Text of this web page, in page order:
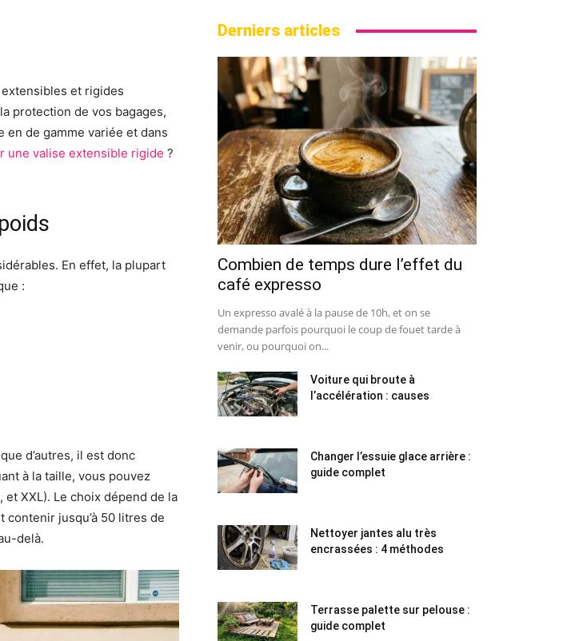
et rigides
protection de vos bagages,
de gamme variée et dans
une valise extensible rigide ?
En effet, la plupart
:
d’autres, il est donc
à la taille, vous pouvez
et XXL). Le choix dépend de la
jusqu’à 50 litres de
delà.
Derniers articles
Combien de temps dure l’effet du
café expresso
Un expresso avalé à la pause de 10h, et on se
demande parfois pourquoi le coup de fouet tarde à
venir, ou pourquoi on...
Voiture qui broute à
l’accélération : causes
Changer l’essuie glace arrière :
guide complet
Nettoyer jantes alu très
encrassées : 4 méthodes
Terrasse palette sur pelouse :
guide complet